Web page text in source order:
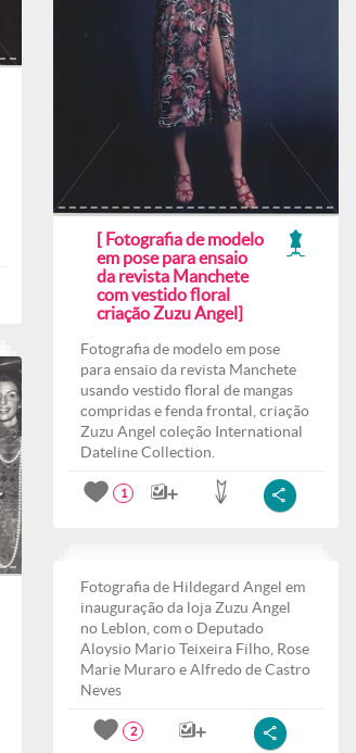
[ Fotografia de modelo
em pose para ensaio
da revista Manchete
com vestido floral
criação Zuzu Angel]
Fotografia de modelo em pose
para ensaio da revista Manchete
usando vestido floral de mangas
compridas e fenda frontal, criação
Zuzu Angel coleção International
Dateline Collection.
1
Fotografia de Hildegard Angel em
inauguração da loja Zuzu Angel
no Leblon, com o Deputado
Aloysio Mario Teixeira Filho, Rose
Marie Muraro e Alfredo de Castro
Neves
2